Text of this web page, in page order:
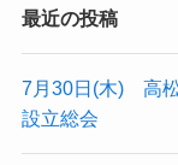
最近の投稿
7月30日(木) 高
設立総会